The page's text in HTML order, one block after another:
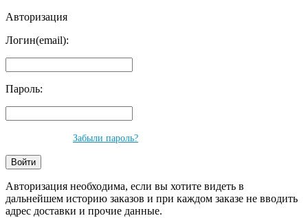
Авторизация
Логин(email):
Пароль:
Забыли пароль?
Авторизация необходима, если вы хотите видеть в
дальнейшем историю заказов и при каждом заказе не вводить
адрес доставки и прочие данные.